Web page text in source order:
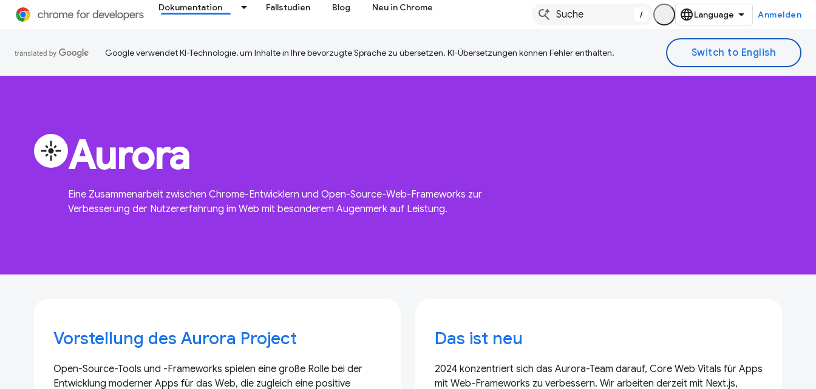
Dokumentation Fallstudien Blog Neu in Chrome
/ Anmelden
Google verwendet KI-Technologie, um Inhalte in Ihre bevorzugte Sprache zu übersetzen. KI-Übersetzungen können Fehler enthalten.
flare Aurora
Eine Zusammenarbeit zwischen Chrome-Entwicklern und Open-Source-Web-Frameworks zur
Verbesserung der Nutzererfahrung im Web mit besonderem Augenmerk auf Leistung.
Vorstellung des Aurora Project
Open-Source-Tools und -Frameworks spielen eine große Rolle bei der
Entwicklung moderner Apps für das Web, die zugleich eine positive
Das ist neu
2024 konzentriert sich das Aurora-Team darauf, Core Web Vitals für Apps
mit Web-Frameworks zu verbessern. Wir arbeiten derzeit mit Next.js,